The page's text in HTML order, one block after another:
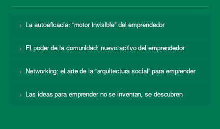
La autoeficacia: “motor invisible” del emprendedor
El poder de la comunidad: nuevo activo del emprendedor
Networking: el arte de la “arquitectura social” para emprender
Las ideas para emprender no se inventan, se descubren